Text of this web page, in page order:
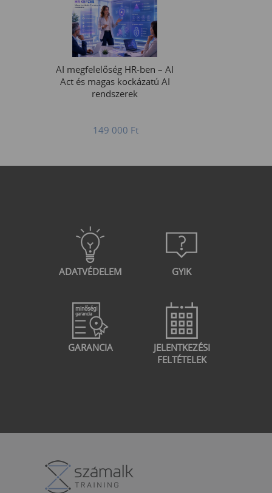
AI megfelelőség HR-ben – AI
Act és magas kockázatú AI
rendszerek
149 000 Ft
ADATVÉDELEM GYIK
GARANCIA
JELENTKEZÉSI
FELTÉTELEK